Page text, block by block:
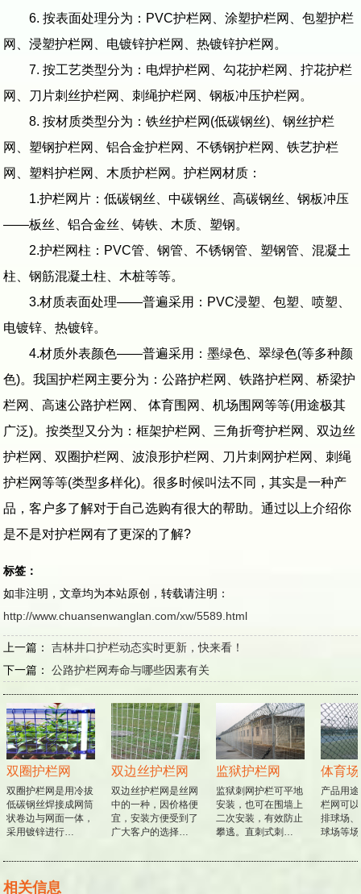
6. 按表面处理分为：PVC护栏网、涂塑护栏网、包塑护栏
网、浸塑护栏网、电镀锌护栏网、热镀锌护栏网。
7. 按工艺类型分为：电焊护栏网、勾花护栏网、拧花护栏
网、刀片刺丝护栏网、刺绳护栏网、钢板冲压护栏网。
8. 按材质类型分为：铁丝护栏网(低碳钢丝)、钢丝护栏
网、塑钢护栏网、铝合金护栏网、不锈钢护栏网、铁艺护栏
网、塑料护栏网、木质护栏网。护栏网材质：
1.护栏网片：低碳钢丝、中碳钢丝、高碳钢丝、钢板冲压
——板丝、铝合金丝、铸铁、木质、塑钢。
2.护栏网柱：PVC管、钢管、不锈钢管、塑钢管、混凝土
柱、钢筋混凝土柱、木桩等等。
3.材质表面处理——普遍采用：PVC浸塑、包塑、喷塑、
电镀锌、热镀锌。
4.材质外表颜色——普遍采用：墨绿色、翠绿色(等多种颜
色)。我国护栏网主要分为：公路护栏网、铁路护栏网、桥梁护
栏网、高速公路护栏网、 体育围网、机场围网等等(用途极其
广泛)。按类型又分为：框架护栏网、三角折弯护栏网、双边丝
护栏网、双圈护栏网、波浪形护栏网、刀片刺网护栏网、刺绳
护栏网等等(类型多样化)。很多时候叫法不同，其实是一种产
品，客户多了解对于自己选购有很大的帮助。通过以上介绍你
是不是对护栏网有了更深的了解?
标签：
如非注明，文章均为本站原创，转载请注明：
http://www.chuansenwanglan.com/xw/5589.html
上一篇：吉林井口护栏动态实时更新，快来看！
下一篇：公路护栏网寿命与哪些因素有关
双圈护栏网
双圈护栏网是用冷拔
低碳钢丝焊接成网筒
状卷边与网面一体，
采用镀锌进行…
双边丝护栏网
双边丝护栏网是丝网
中的一种，因价格便
宜，安装方便受到了
广大客户的选择…
监狱护栏网
监狱刺网护栏可平地
安装，也可在围墙上
二次安装，有效防止
攀逃。直刺式刺…
体育场
产品用途
栏网可以
排球场、
球场等
相关信息